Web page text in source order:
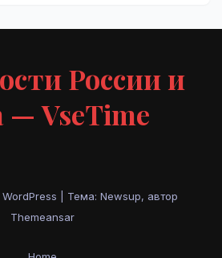
России и
— VseTime
Тема: Newsup, автор
Themeansar